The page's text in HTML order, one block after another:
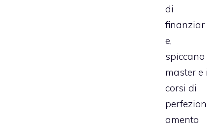
di
finanziar
e,
spiccano
master e i
corsi di
perfezion
amento